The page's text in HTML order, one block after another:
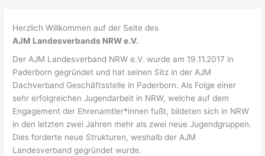
Herzlich Willkommen auf der Seite des
AJM Landesverbands NRW e.V.
Der AJM Landesverband NRW e.V. wurde am 19.11.2017 in
Paderborn gegründet und hat seinen Sitz in der AJM
Dachverband Geschäftsstelle in Paderborn. Als Folge einer
sehr erfolgreichen Jugendarbeit in NRW, welche auf dem
Engagement der Ehrenamtler*innen fußt, bildeten sich in NRW
in den letzten zwei Jahren mehr als zwei neue Jugendgruppen.
Dies forderte neue Strukturen, weshalb der AJM
Landesverband gegründet wurde.